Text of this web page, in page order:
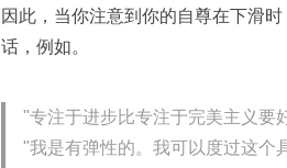
因此，当你注意到你的自尊在下滑
话，例如。
"专注于进步比专注于完美主义要
"我是有弹性的。我可以度过这个